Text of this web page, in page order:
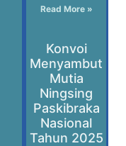
Read More »
Konvoi
Menyambut
Mutia
Ningsing
Paskibraka
Nasional
Tahun 2025